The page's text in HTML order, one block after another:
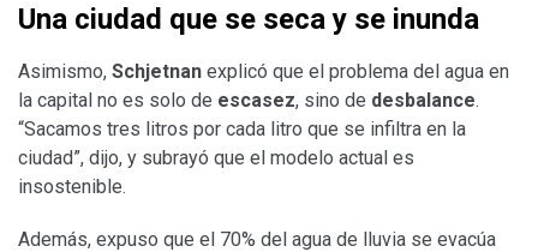
Una ciudad que se seca y se inunda
Asimismo, Schjetnan explicó que el problema del agua en
la capital no es solo de escasez, sino de desbalance.
“Sacamos tres litros por cada litro que se infiltra en la
ciudad”, dijo, y subrayó que el modelo actual es
insostenible.
Además, expuso que el 70% del agua de lluvia se evacúa